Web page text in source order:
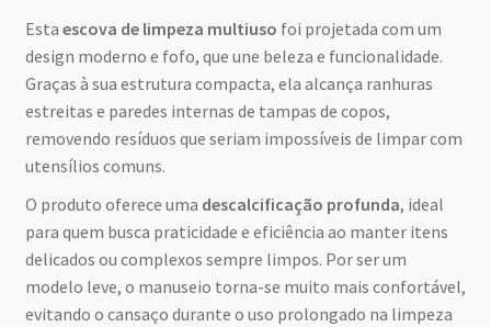
Esta escova de limpeza multiuso foi projetada com um
design moderno e fofo, que une beleza e funcionalidade.
Graças à sua estrutura compacta, ela alcança ranhuras
estreitas e paredes internas de tampas de copos,
removendo resíduos que seriam impossíveis de limpar com
utensílios comuns.
O produto oferece uma descalcificação profunda, ideal
para quem busca praticidade e eficiência ao manter itens
delicados ou complexos sempre limpos. Por ser um
modelo leve, o manuseio torna-se muito mais confortável,
evitando o cansaço durante o uso prolongado na limpeza